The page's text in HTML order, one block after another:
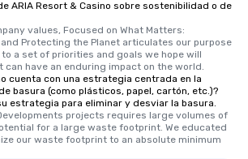
ARIA Resort & Casino sobre sostenibilidad o de
values, Focused on What Matters:
Protecting the Planet articulates our purpose
a set of priorities and goals we hope will
have an enduring impact on the world.
cuenta con una estrategia centrada en la
basura (como plásticos, papel, cartón, etc.)?
estrategia para eliminar y desviar la basura.
projects requires large volumes of
for a large waste footprint. We educated
our waste footprint to an absolute minimum